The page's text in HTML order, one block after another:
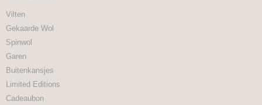
Vilten
Gekaarde Wol
Spinwol
Garen
Buitenkansjes
Limited Editions
Cadeaubon